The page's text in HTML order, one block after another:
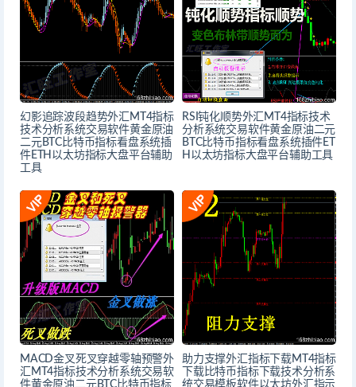
幻影追踪波段趋势外汇MT4指标
技术分析系统交易软件黄金原油
二元BTC比特币指标看盘系统插
件ETH以太坊指标大盘平台辅助
工具
RSI钝化顺势外汇MT4指标技术
分析系统交易软件黄金原油二元
BTC比特币指标看盘系统插件ET
H以太坊指标大盘平台辅助工具
MACD金叉死叉穿越零轴预警外
汇MT4指标技术分析系统交易软
件黄金原油二元BTC比特币指标
助力支撑外汇指标下载MT4指标
下载比特币指标下载技术分析系
统交易模板软件以太坊外汇指示